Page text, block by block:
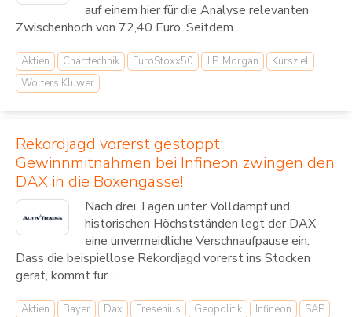
auf einem hier für die Analyse relevanten
Zwischenhoch von 72,40 Euro. Seitdem...
Aktien Charttechnik EuroStoxx50 J.P. Morgan
Kursziel
Wolters Kluwer
Rekordjagd vorerst gestoppt:
Gewinnmitnahmen bei Infineon zwingen den
DAX in die Boxengasse!
Nach drei Tagen unter Volldampf und
historischen Höchstständen legt der DAX
eine unvermeidliche Verschnaufpause ein.
Dass die beispiellose Rekordjagd vorerst ins Stocken
gerät, kommt für...
Aktien Bayer Dax Fresenius Geopolitik Infineon SAP